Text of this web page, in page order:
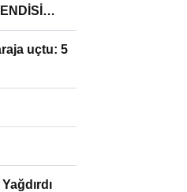
uçtu: 5